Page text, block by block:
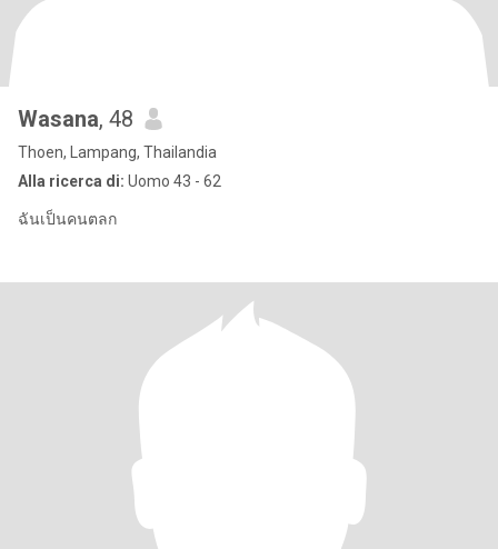
Wasana, 48
Thoen, Lampang, Thailandia
Alla ricerca di: Uomo 43 - 62
ฉันเป็นคนตลก